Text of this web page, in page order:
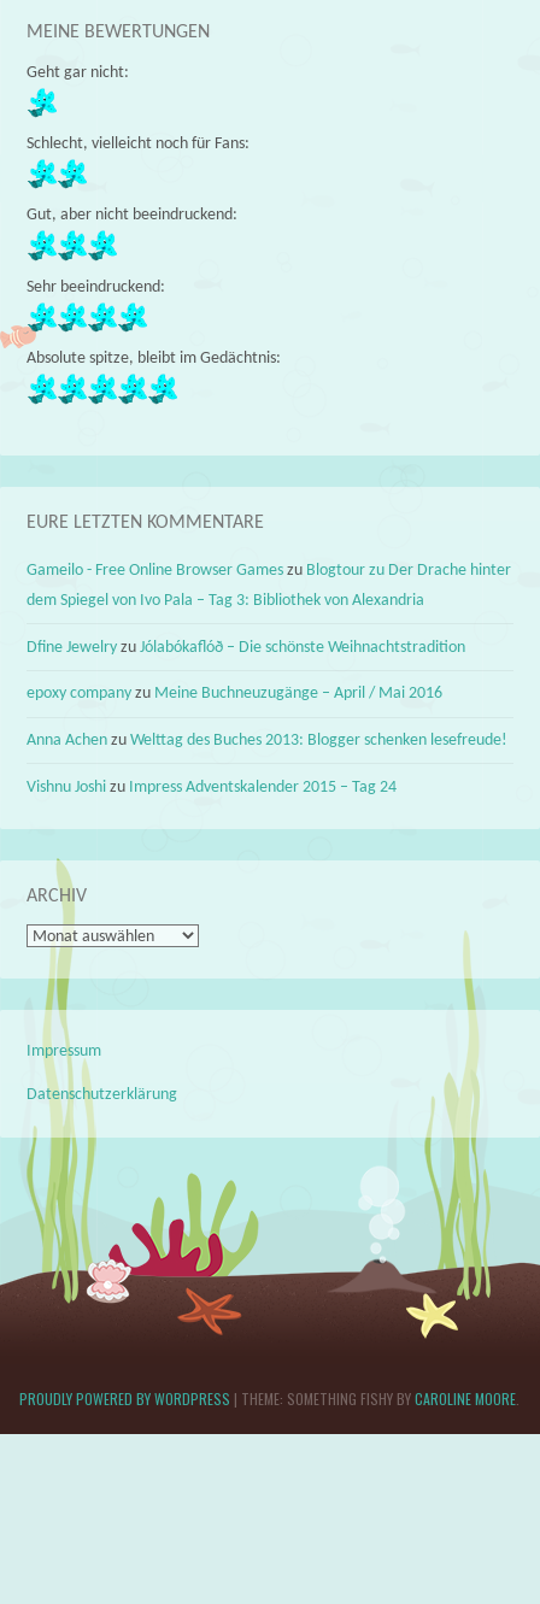
MEINE BEWERTUNGEN
Geht gar nicht:
Schlecht, vielleicht noch für Fans:
Gut, aber nicht beeindruckend:
Sehr beeindruckend:
Absolute spitze, bleibt im Gedächtnis:
EURE LETZTEN KOMMENTARE
Gameilo - Free Online Browser Games zu Blogtour zu Der Drache hinter
dem Spiegel von Ivo Pala – Tag 3: Bibliothek von Alexandria
Dfine Jewelry zuJólabókaflóð – Die schönste Weihnachtstradition
epoxy company zu Meine Buchneuzugänge – April / Mai 2016
Anna Achen zuWelttag des Buches 2013: Blogger schenken lesefreude!
Vishnu Joshi zu Impress Adventskalender 2015 – Tag 24
ARCHIV
Archiv
Impressum
Datenschutzerklärung
PROUDLY POWERED BY WORDPRESS | THEME: SOMETHING FISHY BYCAROLINE MOORE.